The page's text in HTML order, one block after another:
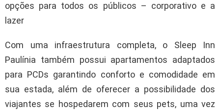
opções para todos os públicos – corporativo e a
lazer
Com uma infraestrutura completa, o Sleep Inn
Paulínia também possui apartamentos adaptados
para PCDs garantindo conforto e comodidade em
sua estada, além de oferecer a possibilidade dos
viajantes se hospedarem com seus pets, uma vez